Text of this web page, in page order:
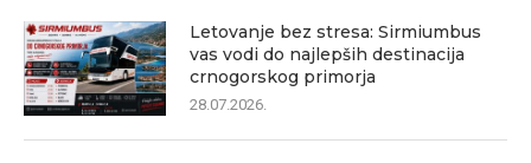
Letovanje bez stresa: Sirmiumbus
vas vodi do najlepših destinacija
crnogorskog primorja
28.07.2026.